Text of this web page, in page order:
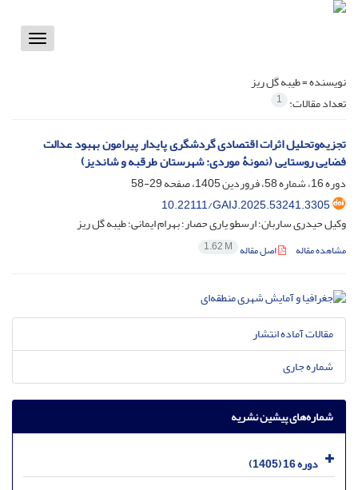
Toggle
نویسنده =طیبه گل ریز
تعداد مقالات: 1
تجزیه‌وتحلیل اثرات اقتصادی گردشگری پایدار پیرامون بهبود عدالت
فضایی روستایی (نمونۀ موردی: شهرستان طرقبه و شاندیز)
دوره 16، شماره 58، فروردین 1405، صفحه
29-58
10.22111/GAIJ.2025.53241.3305
وکیل حیدری ساربان؛ ارسطو یاری حصار؛ بهرام ایمانی؛ طیبه گل ریز
مشاهده مقاله اصل مقاله 1.62 M
مقالات آماده انتشار
شماره جاری
شماره‌های پیشین نشریه
دوره 16 (1405)